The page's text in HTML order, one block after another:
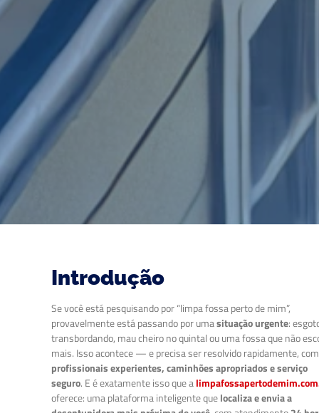
Introdução
Se você está pesquisando por “limpa fossa perto de mim”,
provavelmente está passando por umasituação urgente:
transbordando, mau cheiro no quintal ou uma fossa que não
mais. Isso acontece — e precisa ser resolvido rapidamente, com
profissionais experientes, caminhões apropriados e serviço
seguro. E é exatamente isso que a
oferece: uma plataforma inteligente quelocaliza e envia a